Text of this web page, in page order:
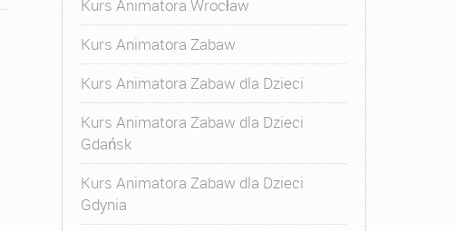
Kurs Animatora Wrocław
Kurs Animatora Zabaw
Kurs Animatora Zabaw dla Dzieci
Kurs Animatora Zabaw dla Dzieci
Gdańsk
Kurs Animatora Zabaw dla Dzieci
Gdynia